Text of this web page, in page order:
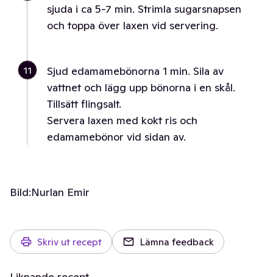
sjuda i ca 5-7 min. Strimla sugarsnapsen
och toppa över laxen vid servering.
11
Sjud edamamebönorna 1 min. Sila av
vattnet och lägg upp bönorna i en skål.
Tillsätt flingsalt.
Servera laxen med kokt ris och
edamamebönor vid sidan av.
Bild:Nurlan Emir
Skriv ut recept Lämna feedback